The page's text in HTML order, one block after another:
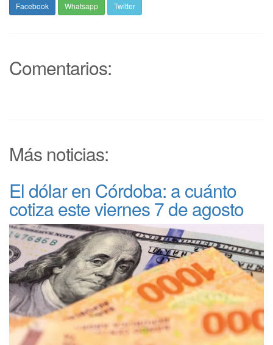
Facebook Whatsapp Twitter
Comentarios:
Más noticias:
El dólar en Córdoba: a cuánto
cotiza este viernes 7 de agosto